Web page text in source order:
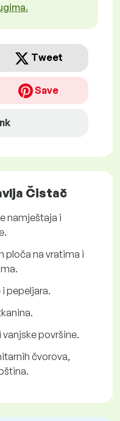
Tweet
Save
Čistač
namještaja i
ploča na vratima i
pepeljara.
površine.
čvorova,